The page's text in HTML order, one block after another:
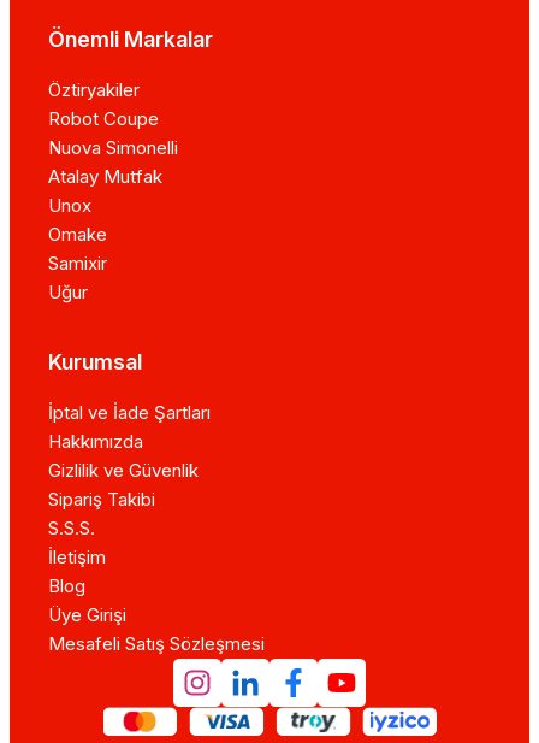
Önemli Markalar
Öztiryakiler
Robot Coupe
Nuova Simonelli
Atalay Mutfak
Unox
Omake
Samixir
Uğur
Kurumsal
İptal ve İade Şartları
Hakkımızda
Gizlilik ve Güvenlik
Sipariş Takibi
S.S.S.
İletişim
Blog
Üye Girişi
Mesafeli Satış Sözleşmesi